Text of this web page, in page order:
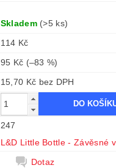
Skladem (>5 ks)
114 Kč
95 Kč (–83 %)
15,70 Kč bez DPH
247
L&D Little Bottle - Závěsné
Dotaz